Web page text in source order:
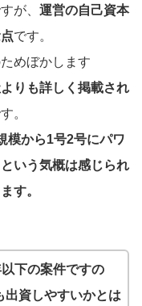
が、 運営の自己資本
です。
めぼかします
りも詳しく掲載され
。
模から1号2号にパワ
いう気概は感じられ
す。
下の案件ですの
出資しやすいかとは